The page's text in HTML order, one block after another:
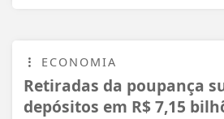
ECONOMIA
Retiradas da poupança
depósitos em R$ 7,15